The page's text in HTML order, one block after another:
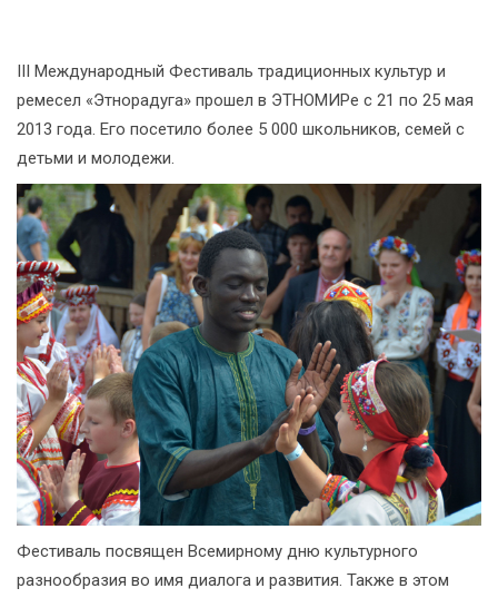
III Международный Фестиваль традиционных культур и
ремесел «Этнорадуга» прошел в ЭТНОМИРе с 21 по 25 мая
2013 года. Его посетило более 5 000 школьников, семей с
детьми и молодежи.
Фестиваль посвящен Всемирному дню культурного
разнообразия во имя диалога и развития. Также в этом